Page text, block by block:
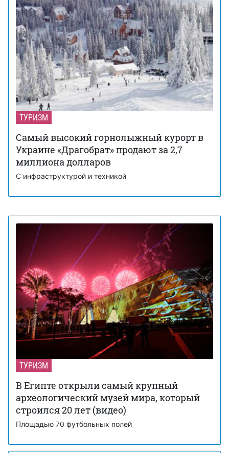
ТУРИЗМ
Самый высокий горнолыжный курорт в
Украине «Драгобрат» продают за 2,7
миллиона долларов
С инфраструктурой и техникой
ТУРИЗМ
В Египте открыли самый крупный
археологический музей мира, который
строился 20 лет (видео)
Площадью 70 футбольных полей